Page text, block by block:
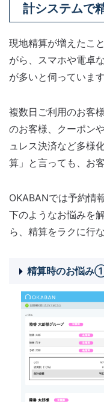
計システムで
現地精算が増えたこ
がら、スマホや電卓
が多いと伺っています
複数日ご利用のお客
のお客様、クーポン
ュレス決済など多様
算」と言っても、お
OKABANでは予約情
下のようなお悩みを
ら、精算をラクに行
精算時のお悩み